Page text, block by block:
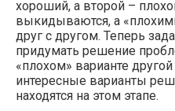
хороший, а второй –
выкидываются, а
друг с другом. Теперь
придумать решение
«плохом» варианте
интересные варианты
находятся на этом этапе.